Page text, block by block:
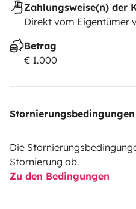
Zahlungsweise(n) der
Direkt vom Eigentümer
Betrag
€ 1.000
Stornierungsbedingungen
Die
Stornierung ab.
Zu den Bedingungen